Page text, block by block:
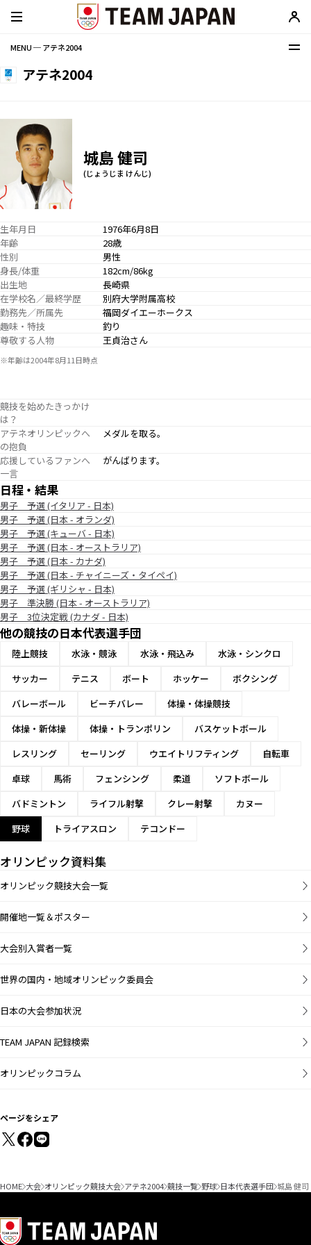
MENU ─ アテネ2004
アテネ2004
城島 健司
(じょうじま けんじ)
生年月日
1976年6月8日
年齢
28歳
性別
男性
身長/体重
182cm/86kg
出生地
長崎県
在学校名／最終学歴
別府大学附属高校
勤務先／所属先
福岡ダイエーホークス
趣味・特技
釣り
尊敬する人物
王貞治さん
※年齢は2004年8月11日時点
競技を始めたきっかけ
は？
アテネオリンピックへ
の抱負
メダルを取る。
応援しているファンへ
一言
がんばります。
日程・結果
男子 予選 (イタリア - 日本)
男子 予選 (日本 - オランダ)
男子 予選 (キューバ - 日本)
男子 予選 (日本 - オーストラリア)
男子 予選 (日本 - カナダ)
男子 予選 (日本 - チャイニーズ・タイペイ)
男子 予選 (ギリシャ - 日本)
男子 準決勝 (日本 - オーストラリア)
男子 3位決定戦 (カナダ - 日本)
他の競技の日本代表選手団
陸上競技 水泳・競泳 水泳・飛込み
水泳・シンクロ
サッカー
テニス ボート ホッケー
ボクシング
バレーボール
ビーチバレー
体操・体操競技
体操・新体操
体操・トランポリン
バスケットボール
レスリング
セーリング ウエイトリフティング
自転車
卓球
馬術 フェンシング 柔道
ソフトボール
バドミントン
ライフル射撃 クレー射撃
カヌー
野球
トライアスロン テコンドー
オリンピック資料集
オリンピック競技大会一覧
開催地一覧＆ポスター
大会別入賞者一覧
世界の国内・地域オリンピック委員会
日本の大会参加状況
TEAM JAPAN 記録検索
オリンピックコラム
ページをシェア
HOME 大会 オリンピック競技大会 アテネ2004 競技一覧 野球 日本代表選手団 城島 健司